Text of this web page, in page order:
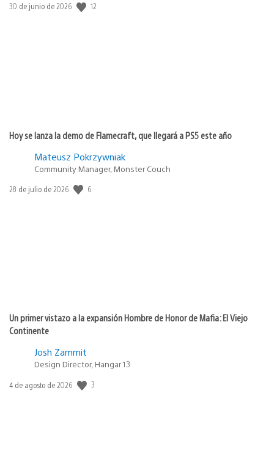
Fecha
30 de junio de 2026 12
Hoy se lanza la demo de Flamecraft, que llegará a PS5 este año
Mateusz Pokrzywniak
Community Manager, Monster Couch
Fecha
28 de julio de 2026 6
Un primer vistazo a la expansión Hombre de Honor de Mafia: El Viejo
Continente
Josh Zammit
Design Director, Hangar 13
Fecha
4 de agosto de 2026 3